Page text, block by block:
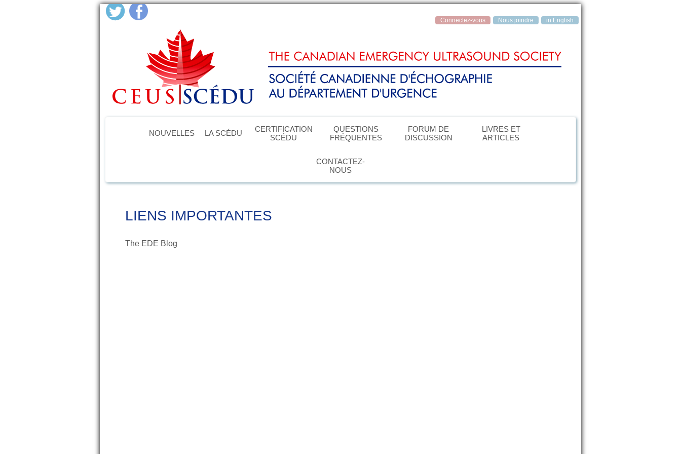
in English
Nous joindre
Connectez‑vous
NOUVELLES LA SCÉDU
CERTIFICATION
SCÉDU
QUESTIONS
FRÉQUENTES
FORUM DE
DISCUSSION
LIVRES ET
ARTICLES
CONTACTEZ-
NOUS
LIENS IMPORTANTES
The EDE Blog